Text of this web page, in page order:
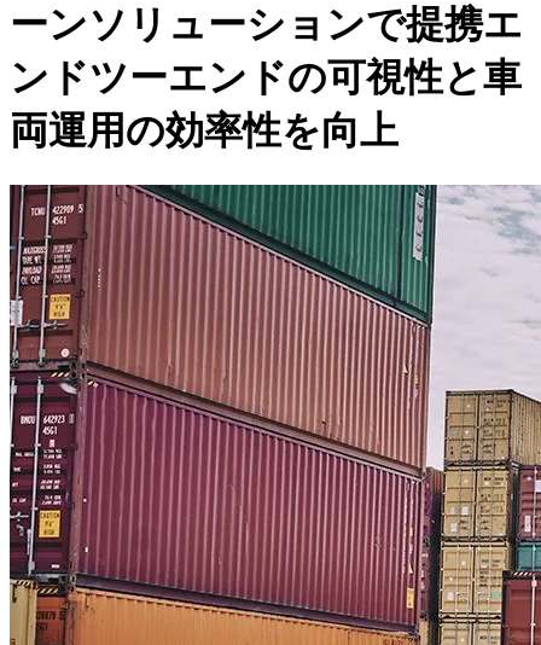
ーンソリューションで提携エ
ンドツーエンドの可視性と車
両運用の効率性を向上